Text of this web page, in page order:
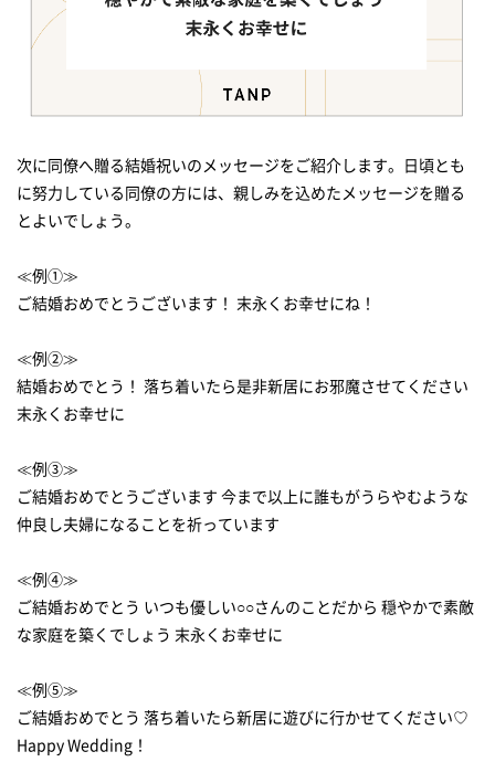
次に同僚へ贈る結婚祝いのメッセージをご紹介します。日頃とも
に努力している同僚の方には、親しみを込めたメッセージを贈る
とよいでしょう。
≪例①≫
ご結婚おめでとうございます！ 末永くお幸せにね！
≪例②≫
結婚おめでとう！ 落ち着いたら是非新居にお邪魔させてください
末永くお幸せに
≪例③≫
ご結婚おめでとうございます 今まで以上に誰もがうらやむような
仲良し夫婦になることを祈っています
≪例④≫
ご結婚おめでとう いつも優しい○○さんのことだから 穏やかで素敵
な家庭を築くでしょう 末永くお幸せに
≪例⑤≫
ご結婚おめでとう 落ち着いたら新居に遊びに行かせてください♡
Happy Wedding！